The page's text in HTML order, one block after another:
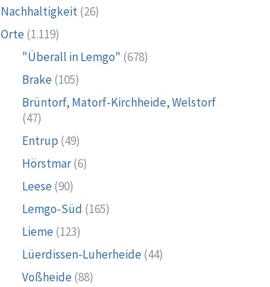
Nachhaltigkeit(26)
Orte (1.119)
"Überall in Lemgo" (678)
Brake (105)
Brüntorf, Matorf-Kirchheide, Welstorf
(47)
Entrup (49)
Hörstmar(6)
Leese (90)
Lemgo-Süd (165)
Lieme (123)
Lüerdissen-Luherheide (44)
Voßheide (88)